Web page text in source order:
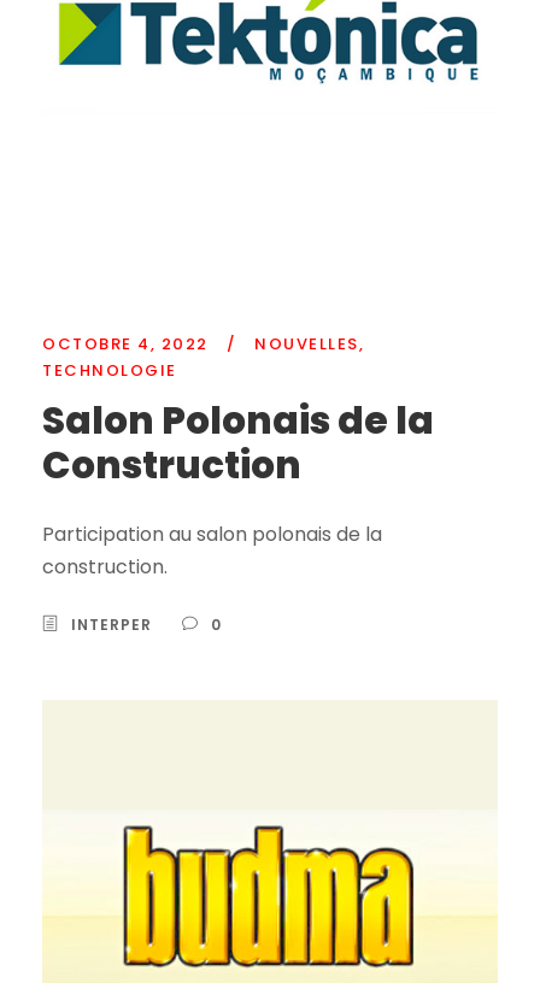
OCTOBRE 4, 2022 / NOUVELLES,
TECHNOLOGIE
Salon Polonais de la
Construction
Participation au salon polonais de la
construction.
INTERPER 0